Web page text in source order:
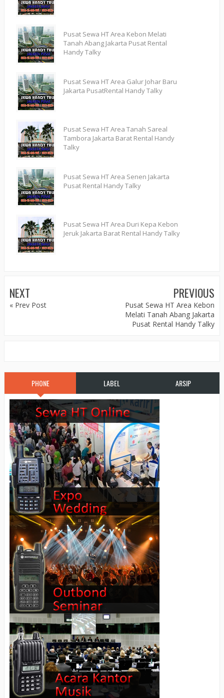
Pusat Sewa HT Area Kebon Melati
Tanah Abang Jakarta Pusat Rental
Handy Talky
Pusat Sewa HT Area Galur Johar Baru
Jakarta PusatRental Handy Talky
Pusat Sewa HT Area Tanah Sareal
Tambora Jakarta Barat Rental Handy
Talky
Pusat Sewa HT Area Senen Jakarta
Pusat Rental Handy Talky
Pusat Sewa HT Area Duri Kepa Kebon
Jeruk Jakarta Barat Rental Handy Talky
NEXT
« Prev Post
PREVIOUS
Pusat Sewa HT Area Kebon
Melati Tanah Abang Jakarta
Pusat Rental Handy Talky
PHONE LABEL ARSIP